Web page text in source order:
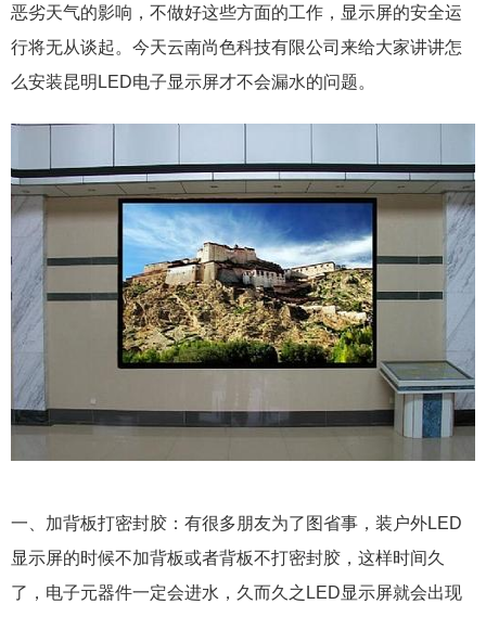
恶劣天气的影响，不做好这些方面的工作，显示屏的安全运
行将无从谈起。今天云南尚色科技有限公司来给大家讲讲怎
么安装昆明LED电子显示屏才不会漏水的问题。
一、加背板打密封胶：有很多朋友为了图省事，装户外LED
显示屏的时候不加背板或者背板不打密封胶，这样时间久
了，电子元器件一定会进水，久而久之LED显示屏就会出现